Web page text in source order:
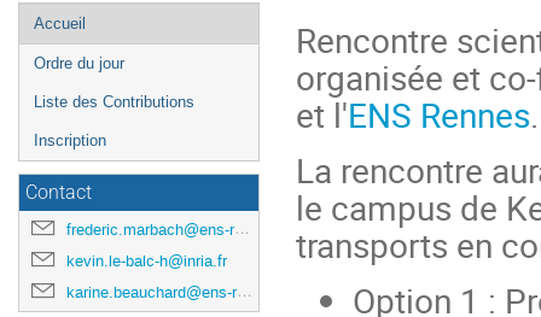
Menu
de
l'événement
Accueil
Ordre du jour
Liste des Contributions
Inscription
Contact
frederic.marbach@ens-rennes.fr
kevin.le-balc-h@inria.fr
karine.beauchard@ens-rennes.fr
Rencontre
organisée et
et l'ENS Rennes.
La rencontre
le campus de
transports en
Option 1 :